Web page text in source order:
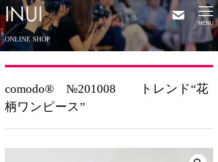
HOME
ONLINE SHOP
comodo® №201008 トレンド“花
柄ワンピース”